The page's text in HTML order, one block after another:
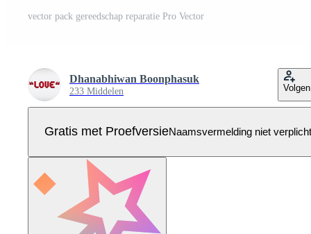
vector pack gereedschap reparatie Pro Vector
Dhanabhiwan Boonphasuk
233 Middelen Volgen
Gratis met ProefversieNaamsvermelding niet verplicht